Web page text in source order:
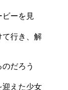
ーを見
て行き、解
だろう
迎えた少女